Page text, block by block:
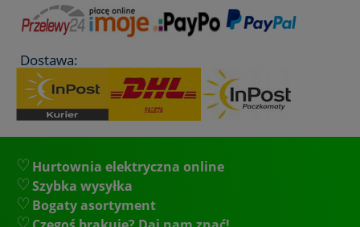
Dostawa:
Hurtownia elektryczna online
Szybka wysyłka
Bogaty asortyment